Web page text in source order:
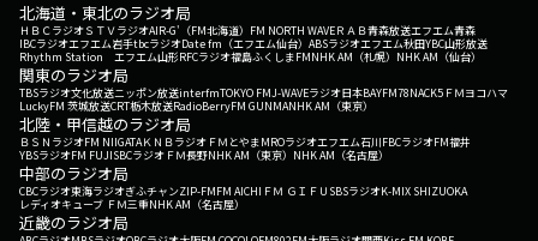
北海道・東北のラジオ局
ＨＢＣラジオＳＴＶラジオAIR-G'（FM北海道） FM NORTH WAVEＲＡＢ青森放送エフエム青森
IBCラジオエフエム岩手tbcラジオDate fm（エフエム仙台） ABSラジオエフエム秋田YBC山形放送
Rhythm Station エフエム山形RFCラジオ福島ふくしまFMNHK AM（札幌） NHK AM（仙台）
関東のラジオ局
TBSラジオ文化放送ニッポン放送interfmTOKYO FMJ-WAVEラジオ日本BAYFM78NACK5 ＦＭヨコハマ
LuckyFM 茨城放送CRT栃木放送RadioBerryFM GUNMANHK AM（東京）
北陸・甲信越のラジオ局
ＢＳＮラジオFM NIIGATAＫＮＢラジオ ＦＭとやまMROラジオエフエム石川FBCラジオFM福井
YBSラジオFM FUJISBCラジオ ＦＭ長野NHK AM（東京） NHK AM（名古屋）
中部のラジオ局
CBCラジオ東海ラジオぎふチャンZIP-FMFM AICHI ＦＭ ＧＩＦＵ SBSラジオK-MIX SHIZUOKA
レディオキューブ ＦＭ三重NHK AM（名古屋）
近畿のラジオ局